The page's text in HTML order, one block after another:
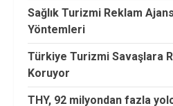
Sağlık Turizmi Reklam
Yöntemleri
Türkiye Turizmi Savaşlara
Koruyor
THY, 92 milyondan fazla